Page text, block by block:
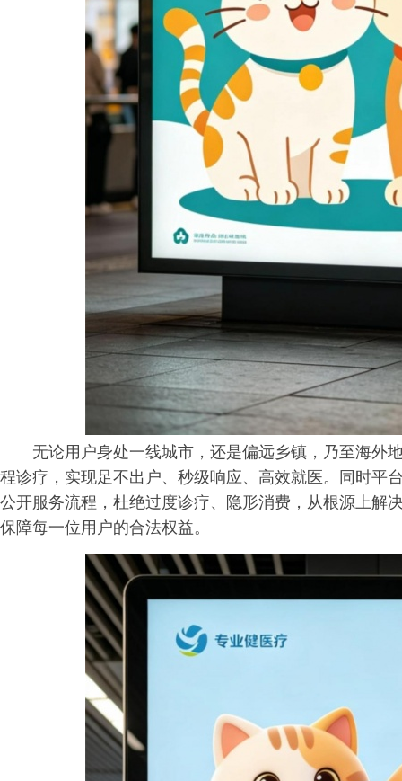
无论用户身处一线城市，还是偏远乡镇，乃至海外
程诊疗，实现足不出户、秒级响应、高效就医。同时平
公开服务流程，杜绝过度诊疗、隐形消费，从根源上解
保障每一位用户的合法权益。